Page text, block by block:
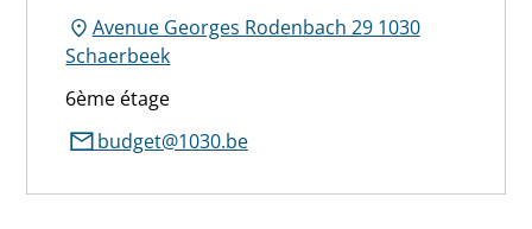
Avenue Georges Rodenbach 29 1030
Schaerbeek
6ème étage
budget@1030.be